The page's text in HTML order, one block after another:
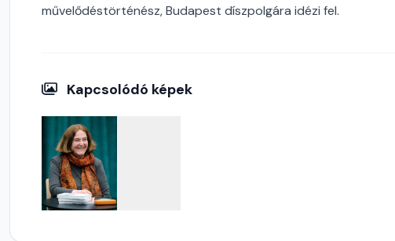
művelődéstörténész, Budapest díszpolgára idézi fel.
Kapcsolódó képek